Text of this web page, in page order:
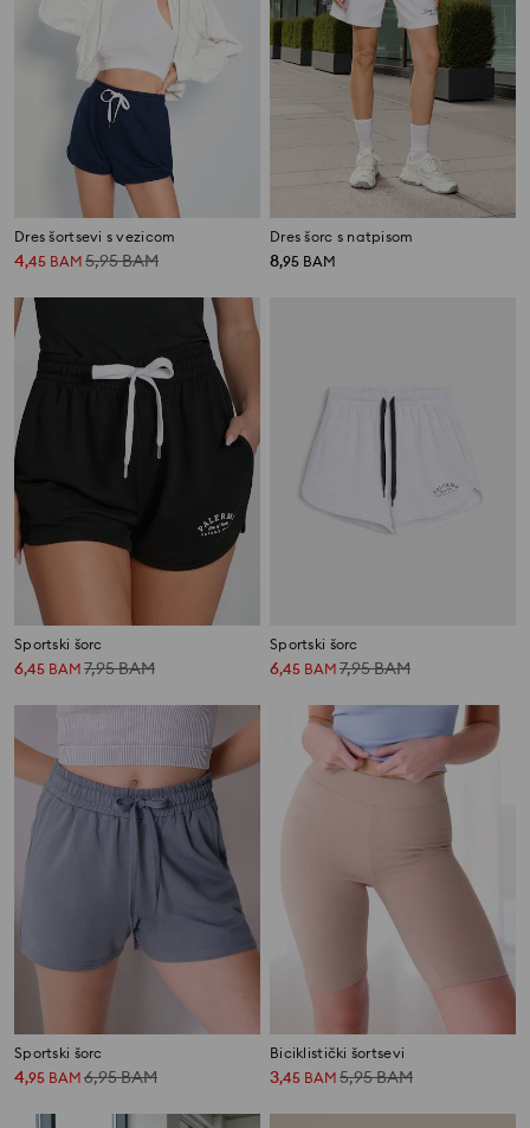
Dres šortsevi s vezicom
4,45 BAM 5,95BAM
Dres šorc s natpisom
8,95 BAM
Sportski šorc
6,45 BAM 7,95BAM
Sportski šorc
6,45 BAM 7,95BAM
Sportski šorc
4,95 BAM 6,95BAM
Biciklistički šortsevi
3,45 BAM 5,95BAM